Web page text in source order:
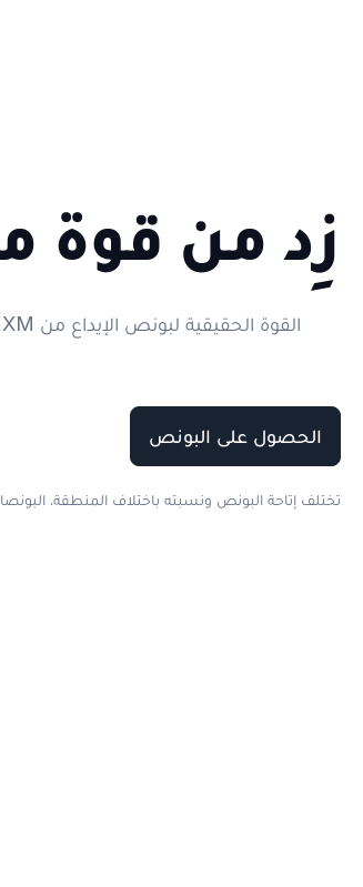
زِد من قوة
الحصول على البونص
تختلف إتاحة البونص ونسبته باختلاف المنطقة.